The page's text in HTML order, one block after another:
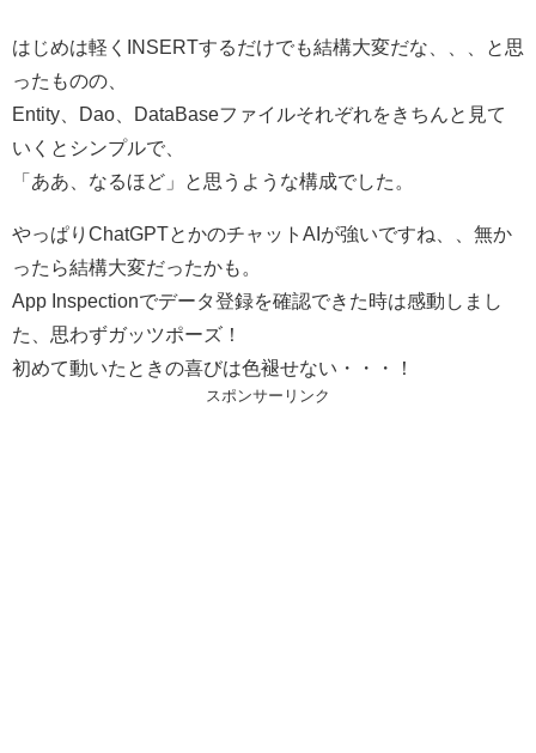
はじめは軽くINSERTするだけでも結構大変だな、、、と思
ったものの、
Entity、Dao、DataBaseファイルそれぞれをきちんと見て
いくとシンプルで、
「ああ、なるほど」と思うような構成でした。
やっぱりChatGPTとかのチャットAIが強いですね、、無か
ったら結構大変だったかも。
App Inspectionでデータ登録を確認できた時は感動しまし
た、思わずガッツポーズ！
初めて動いたときの喜びは色褪せない・・・！
スポンサーリンク